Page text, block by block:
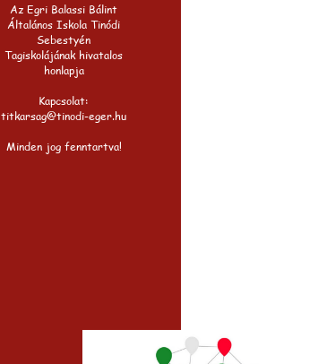
Az Egri Balassi Bálint
Általános Iskola Tinódi
Sebestyén
Tagiskolájának hivatalos
honlapja
Kapcsolat:
titkarsag@tinodi-eger.hu
Minden jog fenntartva!